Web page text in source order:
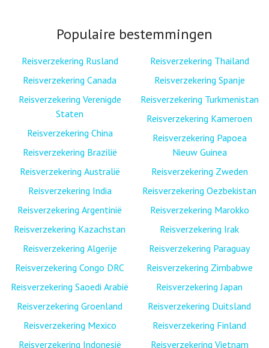
Populaire bestemmingen
Reisverzekering Rusland
Reisverzekering Canada
Reisverzekering Verenigde
Staten
Reisverzekering China
Reisverzekering Brazilië
Reisverzekering Australië
Reisverzekering India
Reisverzekering Argentinië
Reisverzekering Kazachstan
Reisverzekering Algerije
Reisverzekering Congo DRC
Reisverzekering Saoedi Arabië
Reisverzekering Groenland
Reisverzekering Mexico
Reisverzekering Indonesië
Reisverzekering Thailand
Reisverzekering Spanje
Reisverzekering Turkmenistan
Reisverzekering Kameroen
Reisverzekering Papoea
Nieuw Guinea
Reisverzekering Zweden
Reisverzekering Oezbekistan
Reisverzekering Marokko
Reisverzekering Irak
Reisverzekering Paraguay
Reisverzekering Zimbabwe
Reisverzekering Japan
Reisverzekering Duitsland
Reisverzekering Finland
Reisverzekering Vietnam